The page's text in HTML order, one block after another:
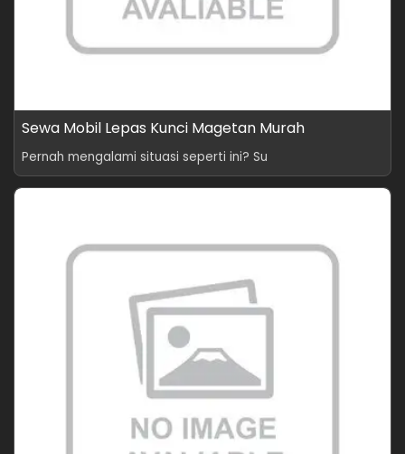
Sewa Mobil Lepas Kunci Magetan Murah
Pernah mengalami situasi seperti ini? Su